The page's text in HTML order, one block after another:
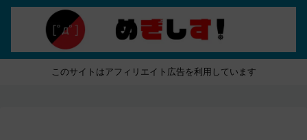
このサイトはアフィリエイト広告を利用しています